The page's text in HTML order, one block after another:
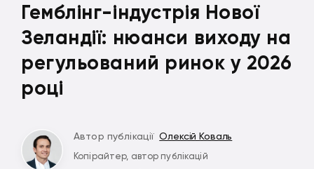
Гемблінг-індустрія Нової
Зеландії: нюанси виходу на
регульований ринок у 2026
році
Автор публікації Олексій Коваль
Копірайтер, автор публікацій